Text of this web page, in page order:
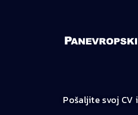
Pošaljite svoj CV